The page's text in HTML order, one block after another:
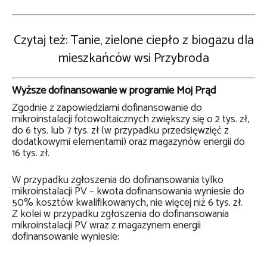
Czytaj też: Tanie, zielone ciepło z biogazu dla
mieszkańców wsi Przybroda
Wyższe dofinansowanie w programie Mój Prąd
Zgodnie z zapowiedziami dofinansowanie do
mikroinstalacji fotowoltaicznych zwiększy się o 2 tys. zł,
do 6 tys. lub 7 tys. zł (w przypadku przedsięwzięć z
dodatkowymi elementami) oraz magazynów energii do
16 tys. zł.
W przypadku zgłoszenia do dofinansowania tylko
mikroinstalacji PV – kwota dofinansowania wyniesie do
50% kosztów kwalifikowanych, nie więcej niż 6 tys. zł.
Z kolei w przypadku zgłoszenia do dofinansowania
mikroinstalacji PV wraz z magazynem energii
dofinansowanie wyniesie: